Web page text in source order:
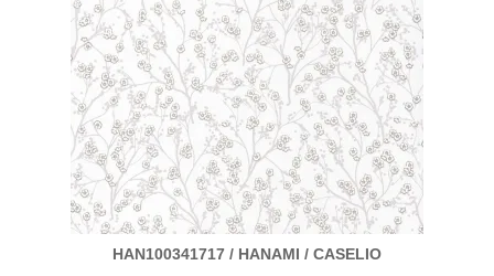
HAN100341717 / HANAMI / CASELIO